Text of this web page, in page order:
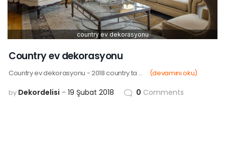
country ev dekorasyonu
Country ev dekorasyonu
Country ev dekorasyonu - 2018 country ta ... (devamını oku)
by Dekordelisi 19 Şubat 2018 0 Comments